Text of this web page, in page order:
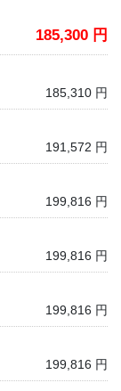
185,300 円
185,310 円
191,572 円
199,816 円
199,816 円
199,816 円
199,816 円